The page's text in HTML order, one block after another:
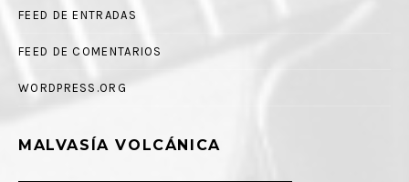
FEED DE ENTRADAS
FEED DE COMENTARIOS
WORDPRESS.ORG
MALVASÍA VOLCÁNICA